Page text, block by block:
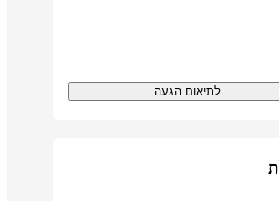
לתיאום הגעה